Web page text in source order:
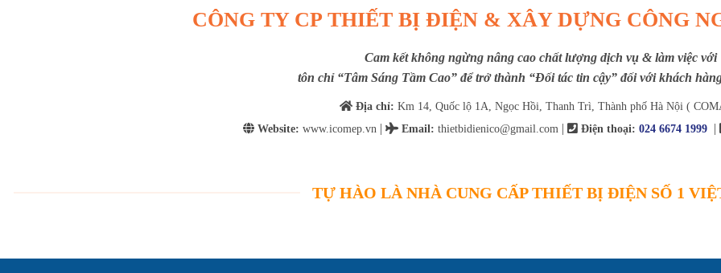
CÔNG TY CP THIẾT BỊ ĐIỆN & XÂY DỰNG CÔNG
Cam kết không ngừng nâng cao chất lượng dịch vụ & làm việc với
tôn chỉ “Tâm Sáng Tầm Cao” để trở thành “Đối tác tin cậy” đối với khách
Địa chỉ: Km 14, Quốc lộ 1A, Ngọc Hồi, Thanh Trì, Thành phố Hà Nội (
Website: www.icomep.vn | Email: thietbidienico@gmail.com | Điện thoại: 024 6674 1999 |
TỰ HÀO LÀ NHÀ CUNG CẤP THIẾT BỊ ĐIỆN SỐ 1